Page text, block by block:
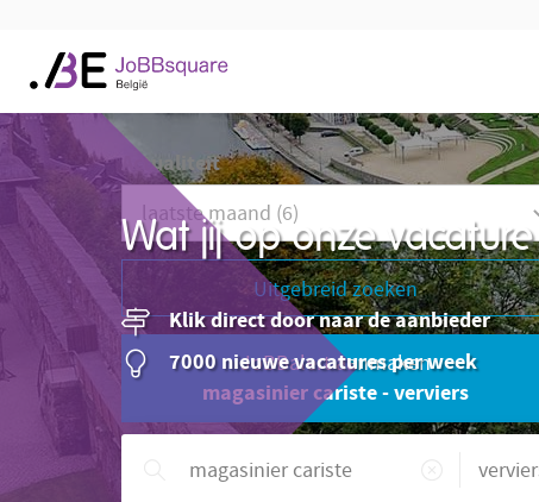
Wat jij op onze
Klik direct door naar de aanbieder
7000 nieuwe vacatures per week
Actualiteit
Uitgebreid zoeken
JoBBalert aanmaken
magasinier cariste - verviers
Hulp nodig?